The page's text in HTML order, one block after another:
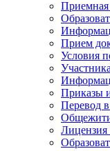
Приемная
Прием
Условия
Приказы
Перевод
Лицензия